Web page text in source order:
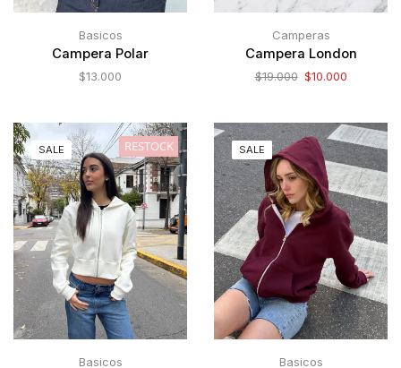
Basicos
Campera Polar
$13.000
Camperas
Campera London
$19.000 $10.000
SALE RESTOCK
Basicos
SALE
Basicos